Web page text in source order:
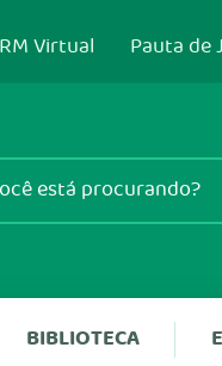
Virtual Pauta de
BIBLIOTECA